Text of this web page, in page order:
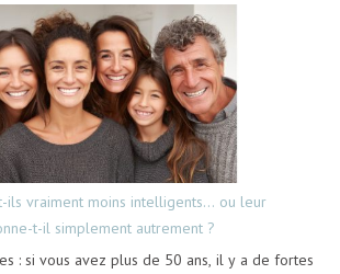
ils vraiment moins intelligents… ou leur
t-il simplement autrement ?
: si vous avez plus de 50 ans, il y a de fortes